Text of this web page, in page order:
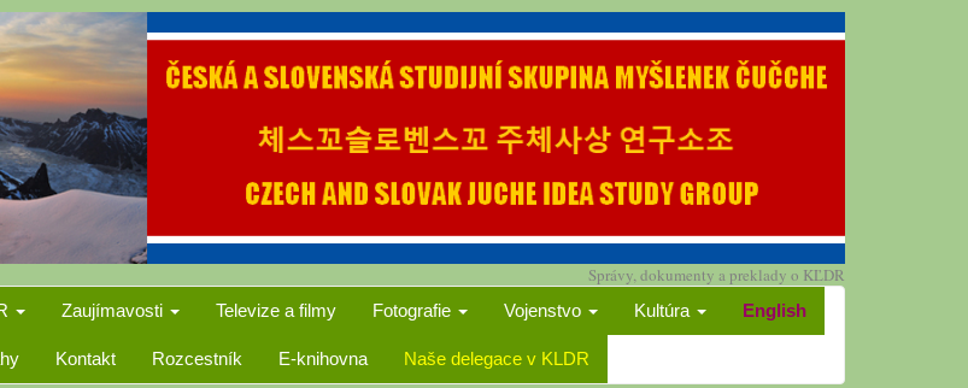
Správy, dokumenty a preklady o KĽDR
Zaujímavosti Televize a filmy Fotografie Vojenstvo Kultúra English
Kontakt Rozcestník E-knihovna Naše delegace v KLDR